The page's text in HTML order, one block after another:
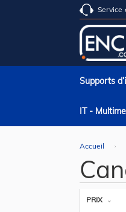
Service
Supports
IT -
Accueil
PRIX